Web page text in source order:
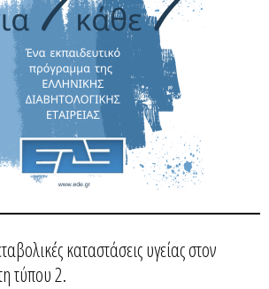
καταστάσεις υγείας στον
τύπου 2.